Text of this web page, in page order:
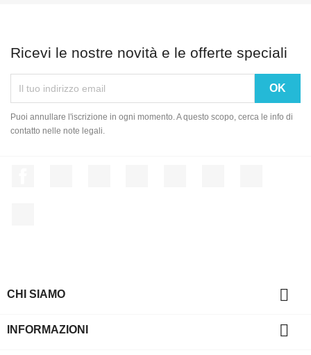
Ricevi le nostre novità e le offerte speciali
Puoi annullare l'iscrizione in ogni momento. A questo scopo, cerca le info di
contatto nelle note legali.
CHI SIAMO 
INFORMAZIONI 